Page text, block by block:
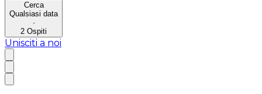
Cerca
Qualsiasi data
·
2 Ospiti
Unisciti a noi